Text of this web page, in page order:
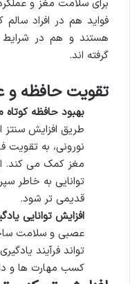
برای سلامت مغز و
فواید هم در افراد سالم
هستند و هم در شرایط
گرفته اند.
تقویت حافظه و
بهبود حافظه
طریق افزایش سنتز
نورونی، به تقویت
مغز کمک می کند.
توانایی به خاطر
قدیمی تر شود.
افزایش توانایی
عصبی و سلامت
تواند فرآیند
کسب مهارت ها و